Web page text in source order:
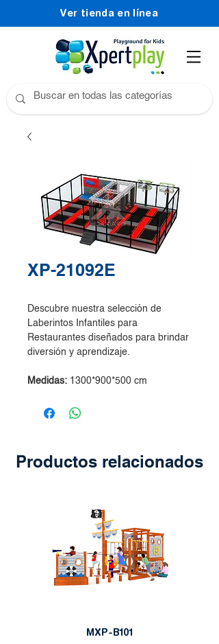
Ver tienda en línea
XP-21092E
Descubre nuestra selección de
Laberintos Infantiles para
Restaurantes diseñados para brindar
diversión y aprendizaje.
Medidas: 1300*900*500 cm
Productos relacionados
MXP-B101